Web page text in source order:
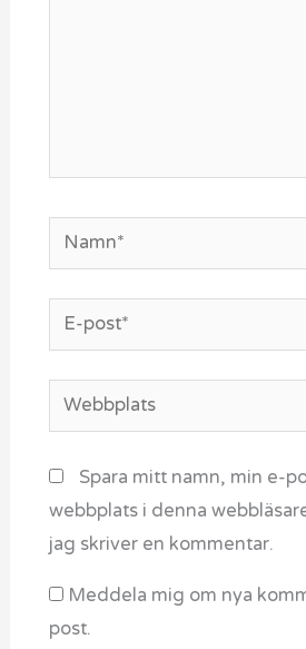
Namn*
E-
post*
Webbplats
Spara mitt namn, min e-
webbplats i denna
jag skriver en kommentar.
Meddela mig om nya
post.